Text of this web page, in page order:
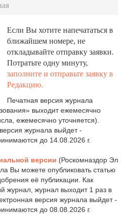
Если Вы хотите напечататься в
ближайшем номере, не
откладывайте отправку заявки.
Потратьте одну минуту,
заполните и отправьте заявку в
Редакцию.
Печатная версия журнала
выходит ежемесячно
ежемесячно уточняется).
журнала выйдет -
до 14.08.2026 г.
версии (Роскомназдор Эл
Вы можете опубликовать статью
её публикации. Как
журнал, журнал выходит 1 раз в
версия журнала выйдет -
до 08.08.2026 г.